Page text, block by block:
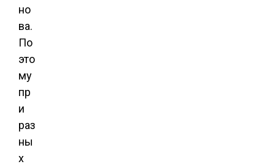
но
ва.
По
это
му
пр
и
раз
ны
х